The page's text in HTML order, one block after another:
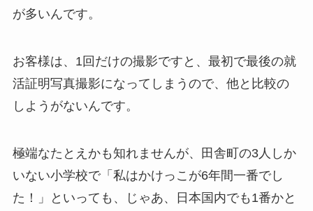
が多いんです。
お客様は、1回だけの撮影ですと、最初で最後の就
活証明写真撮影になってしまうので、他と比較の
しようがないんです。
極端なたとえかも知れませんが、田舎町の3人しか
いない小学校で「私はかけっこが6年間一番でし
た！」といっても、じゃあ、日本国内でも1番かと